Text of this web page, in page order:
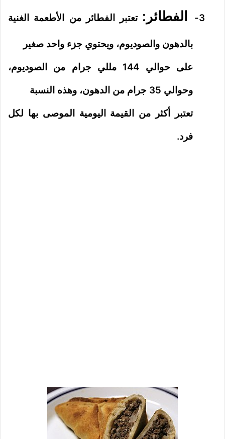
3- الفطائر: تعتبر الفطائر من الأطعمة الغنية
بالدهون والصوديوم، ويحتوي جزء واحد صغير
على حوالي 144 مللي جرام من الصوديوم،
وحوالي 35 جرام من الدهون، وهذه النسبة
تعتبر أكثر من القيمة اليومية الموصى بها لكل
فرد.